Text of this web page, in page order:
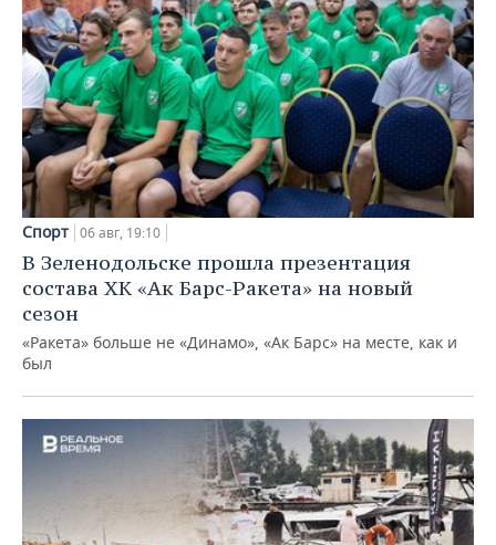
Спорт 06 авг, 19:10
В Зеленодольске прошла презентация
состава ХК «Ак Барс-Ракета» на новый
сезон
«Ракета» больше не «Динамо», «Ак Барс» на месте, как и
был